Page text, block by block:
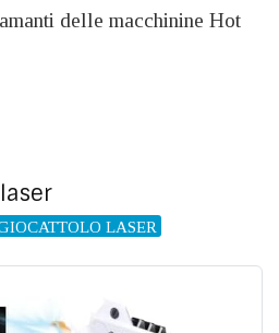
delle macchinine Hot
LASER